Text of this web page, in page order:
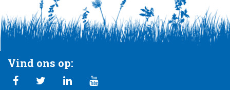
Vind ons op: